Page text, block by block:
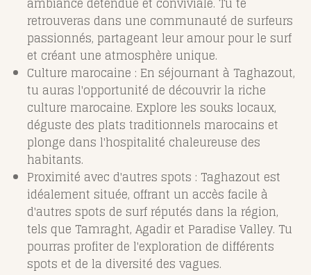
retrouveras dans une communauté de surfeurs
passionnés, partageant leur amour pour le surf
et créant une atmosphère unique.
Culture marocaine : En séjournant à Taghazout,
tu auras l'opportunité de découvrir la riche
culture marocaine. Explore les souks locaux,
déguste des plats traditionnels marocains et
plonge dans l'hospitalité chaleureuse des
habitants.
Proximité avec d'autres spots : Taghazout est
idéalement située, offrant un accès facile à
d'autres spots de surf réputés dans la région,
tels que Tamraght, Agadir et Paradise Valley. Tu
pourras profiter de l'exploration de différents
spots et de la diversité des vagues.